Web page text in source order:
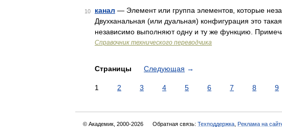
10 канал — Элемент или группа элементов, которые
Двухканальная (или дуальная) конфигурация это
независимо выполняют одну и ту же функцию.
Справочник технического переводчика
Страницы Следующая →
1 2 3 4 5 6 7 8 9
© Академик, 2000-2026 Обратная связь: Техподдержка Реклама на